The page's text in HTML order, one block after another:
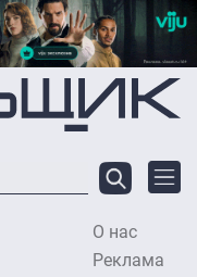
О нас
Реклама